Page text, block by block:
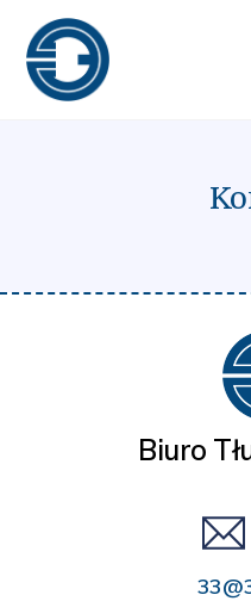
content
Biuro